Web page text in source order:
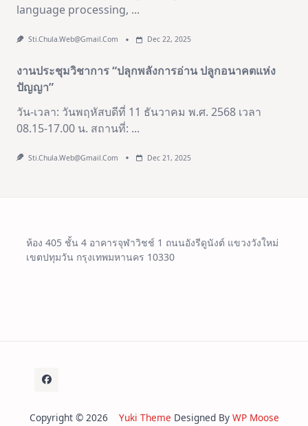
language processing, ...
Sti.chula.web@gmail.com Dec 22, 2025
งานประชุมวิชาการ “ปลุกพลังการอ่าน ปลูกอนาคตแห่ง
ปัญญา”
วัน-เวลา: วันพฤหัสบดีที่ 11 ธันวาคม พ.ศ. 2568 เวลา
08.15-17.00 น. สถานที่: ...
Sti.chula.web@gmail.com Dec 21, 2025
ห้อง 405 ชั้น 4 อาคารจุฬาวิชช์ 1 ถนนอังรีดูนังต์ แขวงวังใหม่
เขตปทุมวัน กรุงเทพมหานคร 10330
Copyright © 2026 Yuki Theme Designed By WP Moose